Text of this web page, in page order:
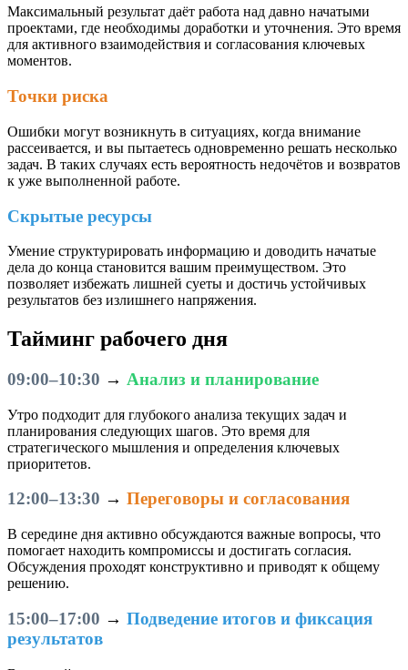
Максимальный результат даёт работа над давно начатыми
проектами, где необходимы доработки и уточнения. Это время
для активного взаимодействия и согласования ключевых
моментов.
Точки риска
Ошибки могут возникнуть в ситуациях, когда внимание
рассеивается, и вы пытаетесь одновременно решать несколько
задач. В таких случаях есть вероятность недочётов и возвратов
к уже выполненной работе.
Скрытые ресурсы
Умение структурировать информацию и доводить начатые
дела до конца становится вашим преимуществом. Это
позволяет избежать лишней суеты и достичь устойчивых
результатов без излишнего напряжения.
Тайминг рабочего дня
09:00–10:30 → Анализ и планирование
Утро подходит для глубокого анализа текущих задач и
планирования следующих шагов. Это время для
стратегического мышления и определения ключевых
приоритетов.
12:00–13:30 → Переговоры и согласования
В середине дня активно обсуждаются важные вопросы, что
помогает находить компромиссы и достигать согласия.
Обсуждения проходят конструктивно и приводят к общему
решению.
15:00–17:00 → Подведение итогов и фиксация
результатов